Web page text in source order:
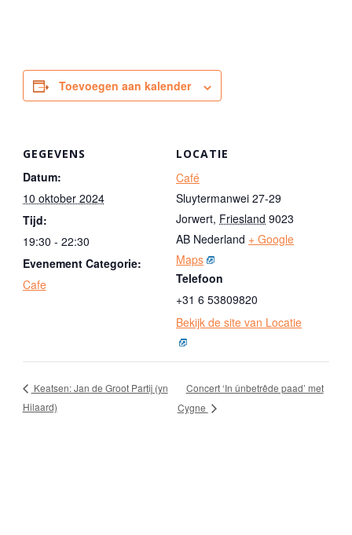
Toevoegen aan kalender
GEGEVENS
Datum:
10 oktober 2024
Tijd:
19:30 - 22:30
Evenement Categorie:
Cafe
LOCATIE
Café
Sluytermanwei 27-29
Jorwert, Friesland 9023
AB Nederland + Google
Maps
Telefoon
+31 6 53809820
Bekijk de site van Locatie
Keatsen: Jan de Groot Partij (yn
Hilaard)
Concert ‘In ûnbetrêde paad’ met
Cygne